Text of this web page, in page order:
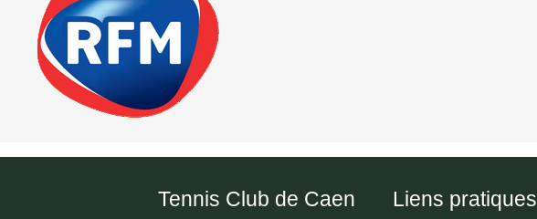
Tennis Club de Caen Liens pratiques